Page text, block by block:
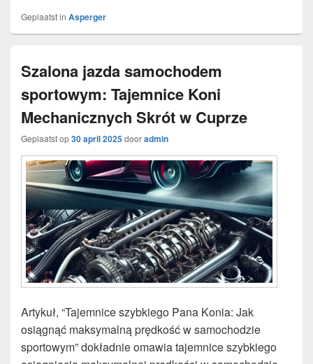
Geplaatst in Asperger
Szalona jazda samochodem
sportowym: Tajemnice Koni
Mechanicznych Skrót w Cuprze
Geplaatst op30 april 2025dooradmin
Artykuł, “Tajemnice szybkiego Pana Konia: Jak
osiągnąć maksymalną prędkość w samochodzie
sportowym” dokładnie omawia tajemnice szybkiego